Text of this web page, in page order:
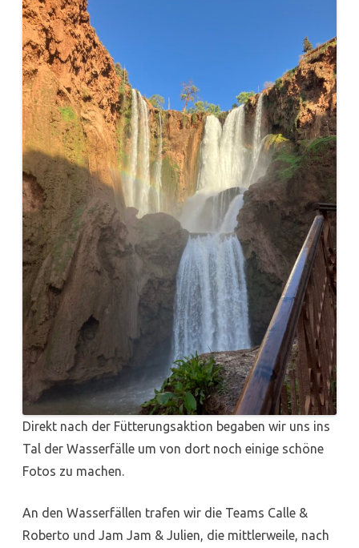
Direkt nach der Fütterungsaktion begaben wir uns ins
Tal der Wasserfälle um von dort noch einige schöne
Fotos zu machen.
An den Wasserfällen trafen wir die Teams Calle &
Roberto und Jam Jam & Julien, die mittlerweile, nach